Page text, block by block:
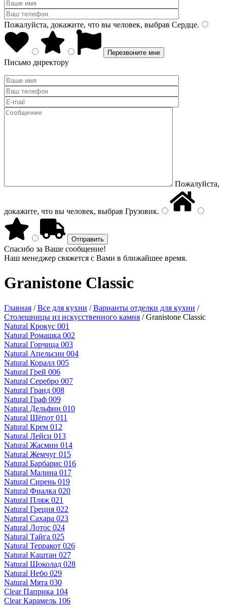
Пожалуйста, докажите, что вы человек, выбрав Сердце.
Письмо директору
Пожалуйста,
докажите, что вы человек, выбрав Грузовик.
Спасибо за Ваше сообщение!
Наш менеджер свяжется с Вами в ближайшее время.
Granistone Classic
Главная /Все для кухни /Варианты отделки для кухни /
Столешницы из искусственного камня /Granistone Classic
Natural Крокус 001
Natural Ромашка 002
Natural Горчица 003
Natural Апельсин 004
Natural Коралл 005
Natural Грей 006
Natural Серебро 007
Natural Гранд 008
Natural Граф 009
Natural Дельфин 010
Natural Шёпот 011
Natural Крем 012
Natural Лейси 013
Natural Жасмин 014
Natural Жемчуг 015
Natural Барбарис 016
Natural Малина 017
Natural Сирень 019
Natural Фиалка 020
Natural Пляж 021
Natural Греция 022
Natural Сахара 023
Natural Лотос 024
Natural Тайга 025
Natural Терракот 026
Natural Каштан 027
Natural Шоколад 028
Natural Небо 029
Natural Мята 030
Clear Паприка 104
Clear Карамель 106